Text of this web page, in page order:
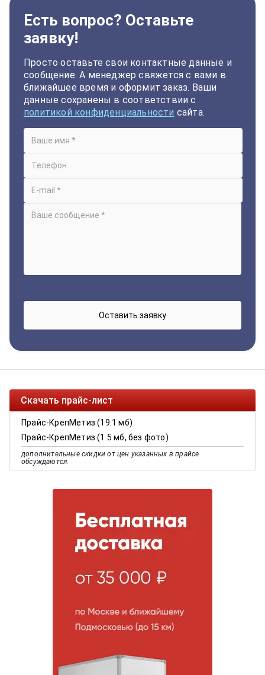
Есть вопрос? Оставьте
заявку!
Просто оставьте свои контактные данные и
сообщение. А менеджер свяжется с вами в
ближайшее время и оформит заказ. Ваши
данные сохранены в соответствии с
политикой конфиденциальности сайта.
Скачать прайс-лист
Прайс-КрепМетиз (19.1 мб)
Прайс-КрепМетиз (1.5 мб, без фото)
дополнительные скидки от цен указанных в прайсе
обсуждаются.